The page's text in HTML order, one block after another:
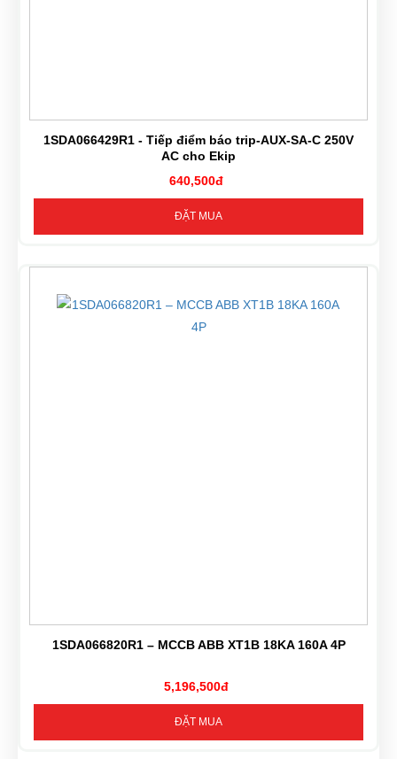
1SDA066429R1 - Tiếp điểm báo trip-AUX-SA-C 250V
AC cho Ekip
640,500đ
ĐẶT MUA
1SDA066820R1 – MCCB ABB XT1B 18KA 160A 4P
5,196,500đ
ĐẶT MUA